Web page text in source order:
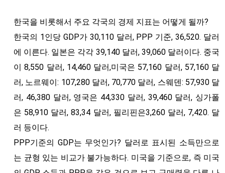
한국을 비롯해서 주요 각국의 경제 지표는 어떻게 될까?
한국의 1인당 GDP가 30,110 달러, PPP 기준, 36,520. 달러
에 이른다. 일본은 각각 39,140 달러, 39,060 달러이다. 중국
이 8,550 달러, 14,460 달러,미국은 57,160 달러, 57,160 달
러, 노르웨이: 107,280 달러, 70,770 달러, 스웨덴: 57,930 달
러, 46,380 달러, 영국은 44,330 달러, 39,460 달러, 싱가폴
은 58,910 달러, 83,34 달러, 필리핀은3,260 달러, 7,420. 달
러 등이다.
PPP기준의 GDP는 무엇인가? 달러로 표시된 소득만으로
는 균형 있는 비교가 불가능하다. 미국을 기준으로, 즉 미국